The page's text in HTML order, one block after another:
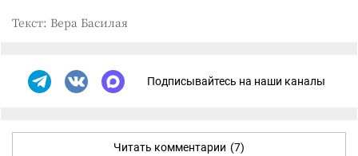
Текст: Вера Басилая
Подписывайтесь на наши каналы
Читать комментарии (7)